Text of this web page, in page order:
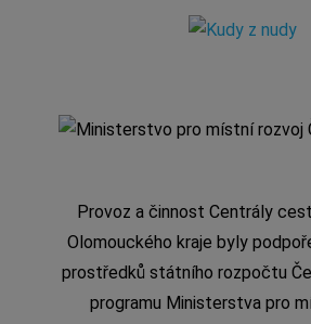
Provoz a činnost Centrály
Olomouckého kraje byly
prostředků státního rozpočtu
programu Ministerstva pro